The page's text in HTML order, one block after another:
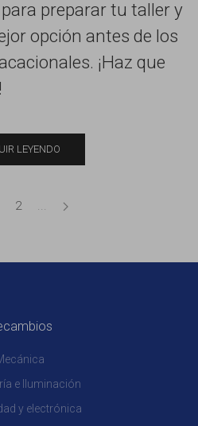
preparar tu taller y
opción antes de los
¡Haz que
LEYENDO
2 ...
e Iluminación
y electrónica